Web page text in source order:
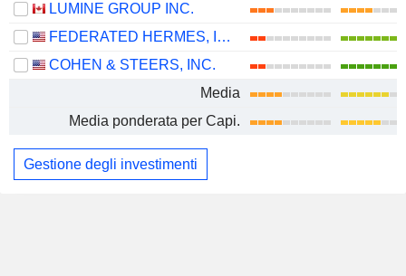
LUMINE GROUP INC.
FEDERATED HERMES, INC.
COHEN & STEERS, INC.
Media
Media ponderata per Capi.
Gestione degli investimenti